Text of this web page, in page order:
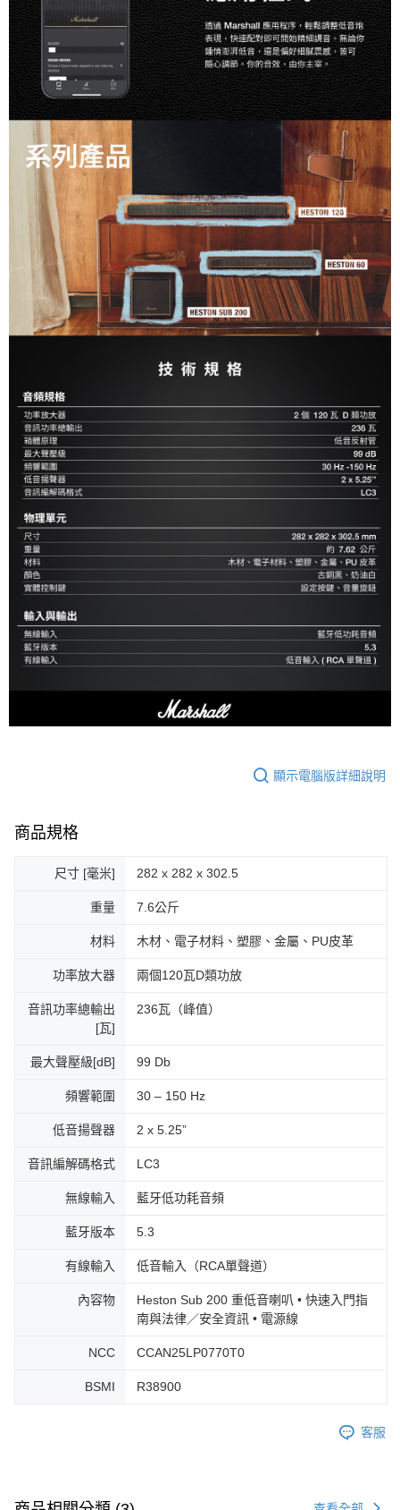
顯示電腦版詳細說明
商品規格
尺寸 [毫米] 282 x 282 x 302.5
重量 7.6公斤
材料 木材、電子材料、塑膠、金屬、PU皮革
功率放大器 兩個120瓦D類功放
音訊功率總輸出
[瓦]
236瓦（峰值）
最大聲壓級[dB] 99 Db
頻響範圍 30 – 150 Hz
低音揚聲器 2 x 5.25”
音訊編解碼格式 LC3
無線輸入 藍牙低功耗音頻
藍牙版本 5.3
有線輸入 低音輸入（RCA單聲道）
內容物
Heston Sub 200 重低音喇叭 • 快速入門指
南與法律／安全資訊 • 電源線
NCC CCAN25LP0770T0
BSMI R38900
客服